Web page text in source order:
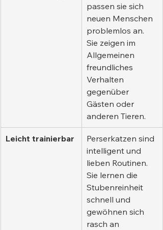
passen sie sich
neuen Menschen
problemlos an.
Sie zeigen im
Allgemeinen
freundliches
Verhalten
gegenüber
Gästen oder
anderen Tieren.
Leicht trainierbar
Perserkatzen sind
intelligent und
lieben Routinen.
Sie lernen die
Stubenreinheit
schnell und
gewöhnen sich
rasch an